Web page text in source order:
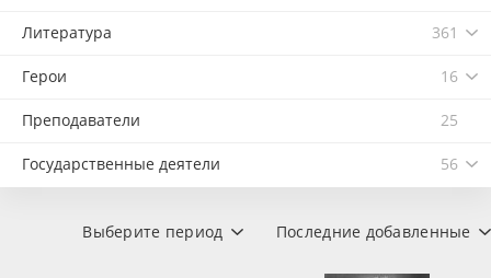
Литература 361
Герои 16
Преподаватели 25
Государственные деятели 56
Последние добавленные
Выберите период